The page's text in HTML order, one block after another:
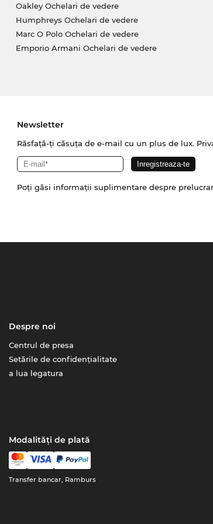
Oakley Ochelari de vedere
Humphreys Ochelari de vedere
Marc O Polo Ochelari de vedere
Emporio Armani Ochelari de vedere
Newsletter
Răsfață-ți căsuța de e-mail cu un plus de lux.
Poți găsi informații suplimentare despre
Despre noi
Centrul de presa
Setările de confidențialitate
a lua legatura
Modalități de plată
Transfer bancar, Ramburs